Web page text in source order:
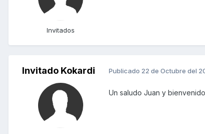
Invitados
Invitado Kokardi Publicado 22 de Octubre del
Un saludo Juan y